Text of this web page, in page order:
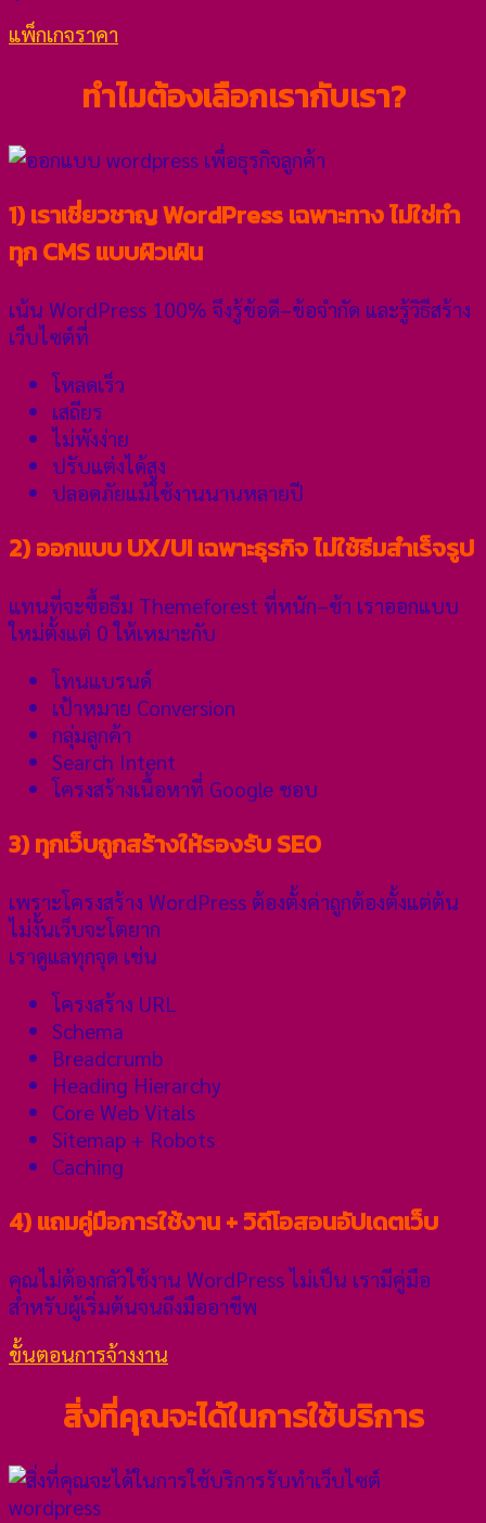
แพ็กเกจราคา
ทำไมต้องเลือกเรากับเรา?
1) เราเชี่ยวชาญ WordPress เฉพาะทาง ไม่ใช่ทำ
ทุก CMS แบบผิวเผิน
เน้น WordPress 100% จึงรู้ข้อดี–ข้อจำกัด และรู้วิธีสร้าง
เว็บไซต์ที่
โหลดเร็ว
เสถียร
ไม่พังง่าย
ปรับแต่งได้สูง
ปลอดภัยแม้ใช้งานนานหลายปี
2) ออกแบบ UX/UI เฉพาะธุรกิจ ไม่ใช้ธีมสำเร็จรูป
แทนที่จะซื้อธีม Themeforest ที่หนัก–ช้า เราออกแบบ
ใหม่ตั้งแต่ 0 ให้เหมาะกับ
โทนแบรนด์
เป้าหมาย Conversion
กลุ่มลูกค้า
Search Intent
โครงสร้างเนื้อหาที่ Google ชอบ
3) ทุกเว็บถูกสร้างให้รองรับ SEO
เพราะโครงสร้าง WordPress ต้องตั้งค่าถูกต้องตั้งแต่ต้น
ไม่งั้นเว็บจะโตยาก
เราดูแลทุกจุด เช่น
โครงสร้าง URL
Schema
Breadcrumb
Heading Hierarchy
Core Web Vitals
Sitemap + Robots
Caching
4) แถมคู่มือการใช้งาน + วิดีโอสอนอัปเดตเว็บ
คุณไม่ต้องกลัวใช้งาน WordPress ไม่เป็น เรามีคู่มือ
สำหรับผู้เริ่มต้นจนถึงมืออาชีพ
ขั้นตอนการจ้างงาน
สิ่งที่คุณจะได้ในการใช้บริการ